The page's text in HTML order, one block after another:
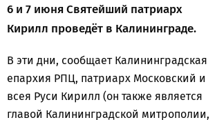
6 и 7 июня Святейший патриарх
Кирилл проведёт в Калининграде.
В эти дни, сообщает Калининградская
епархия РПЦ, патриарх Московский и
всея Руси Кирилл (он также является
главой Калининградской митрополии,